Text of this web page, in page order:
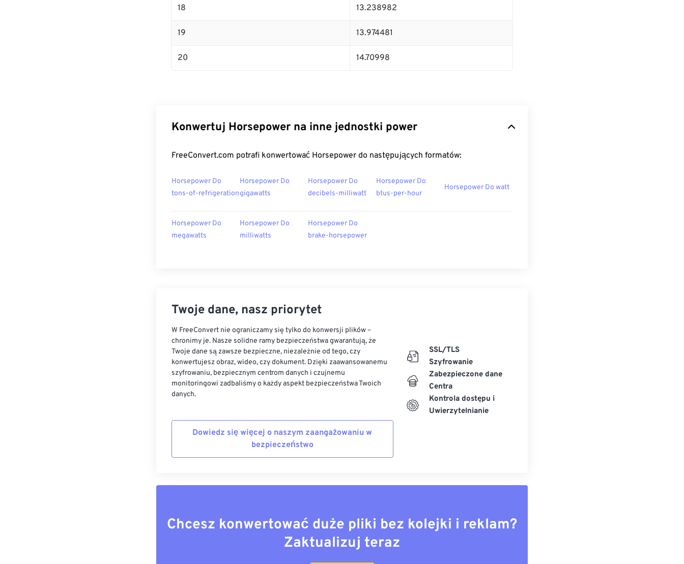
18 13.238982
19 13.974481
20 14.70998
Konwertuj Horsepower na inne jednostki power
FreeConvert.com potrafi konwertować Horsepower do następujących formatów:
Horsepower Do
tons-of-refrigeration
Horsepower Do
gigawatts
Horsepower Do
decibels-milliwatt
Horsepower Do
btus-per-hour
Horsepower Do watt
Horsepower Do
megawatts
Horsepower Do
milliwatts
Horsepower Do
brake-horsepower
Twoje dane, nasz priorytet
W FreeConvert nie ograniczamy się tylko do konwersji plików –
chronimy je. Nasze solidne ramy bezpieczeństwa gwarantują, że
Twoje dane są zawsze bezpieczne, niezależnie od tego, czy
konwertujesz obraz, wideo, czy dokument. Dzięki zaawansowanemu
szyfrowaniu, bezpiecznym centrom danych i czujnemu
monitoringowi zadbaliśmy o każdy aspekt bezpieczeństwa Twoich
danych.
Dowiedz się więcej o naszym zaangażowaniu w
bezpieczeństwo
SSL/TLS
Szyfrowanie
Zabezpieczone dane
Centra
Kontrola dostępu i
Uwierzytelnianie
Chcesz konwertować duże pliki bez kolejki i reklam?
Zaktualizuj teraz